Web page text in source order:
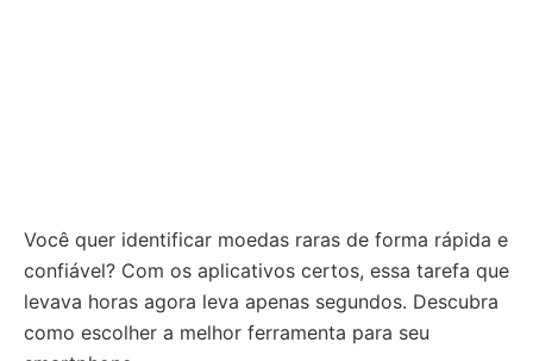
Você quer identificar moedas raras de forma rápida e
confiável? Com os aplicativos certos, essa tarefa que
levava horas agora leva apenas segundos. Descubra
como escolher a melhor ferramenta para seu